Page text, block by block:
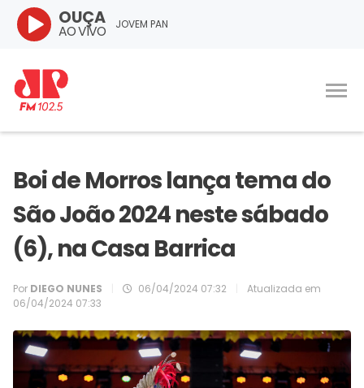
JOVEM PAN
OUÇA
AO VIVO
Boi de Morros lança tema do
São João 2024 neste sábado
(6), na Casa Barrica
Por DIEGO NUNES 06/04/2024 07:32
Atualizada em
06/04/2024 07:33